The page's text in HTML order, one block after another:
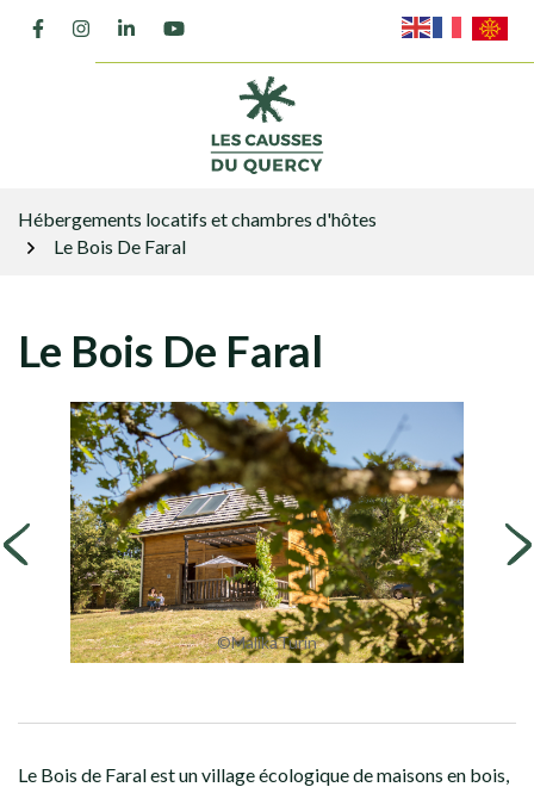
Aller Lien vers le compte Facebook
Lien vers le compte Instagram
Lien vers le compte Linkedin
Lien vers la chaîne Youtube
Hébergements locatifs et chambres d'hôtes
Le Bois De Faral
Le Bois De Faral
©MalikaTurin
Le Bois de Faral est un village écologique de maisons en bois,